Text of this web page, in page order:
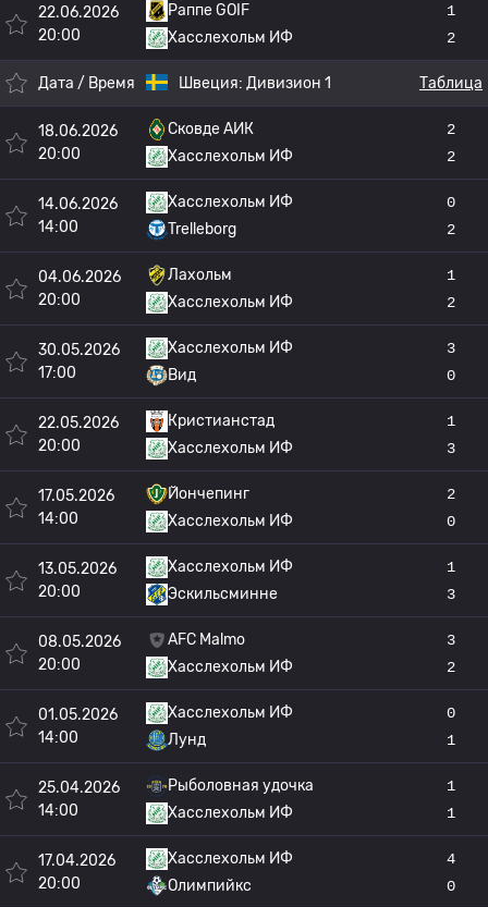
22.06.2026
20:00
Раппе GOIF
Хасслехольм ИФ
1
2
Дата / Время Швеция: Дивизион 1 Таблица
18.06.2026
20:00
Сковде АИК
Хасслехольм ИФ
2
2
14.06.2026
14:00
Хасслехольм ИФ
Trelleborg
0
2
04.06.2026
20:00
Лахольм
Хасслехольм ИФ
1
2
30.05.2026
17:00
Хасслехольм ИФ
Вид
3
0
22.05.2026
20:00
Кристианстад
Хасслехольм ИФ
1
3
17.05.2026
14:00
Йончепинг
Хасслехольм ИФ
2
0
13.05.2026
20:00
Хасслехольм ИФ
Эскильсминне
1
3
08.05.2026
20:00
AFC Malmo
Хасслехольм ИФ
3
2
01.05.2026
14:00
Хасслехольм ИФ
Лунд
0
1
25.04.2026
14:00
Рыболовная удочка
Хасслехольм ИФ
1
1
17.04.2026
20:00
Хасслехольм ИФ
Олимпийкс
4
0